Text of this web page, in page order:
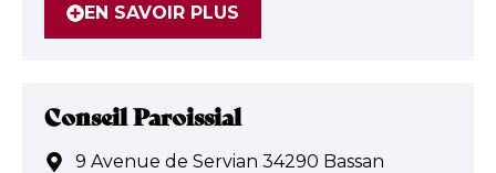
EN SAVOIR PLUS
Conseil Paroissial
9 Avenue de Servian 34290 Bassan